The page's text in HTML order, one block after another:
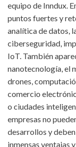
equipo de Inndux.
puntos fuertes y
analítica de datos,
ciberseguridad,
IoT. También
nanotecnología, el
drones,
comercio
o ciudades
empresas no
desarrollos y
inmensas ventajas